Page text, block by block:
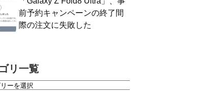
前予約キャンペーンの終了間
際の注文に失敗した
リ一覧